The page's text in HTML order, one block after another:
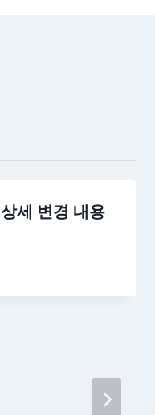
세 변경 내용